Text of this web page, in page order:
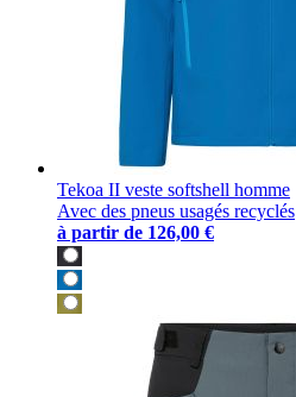
Tekoa II veste softshell homme
Avec des pneus usagés recyclés
à partir de 126,00 €